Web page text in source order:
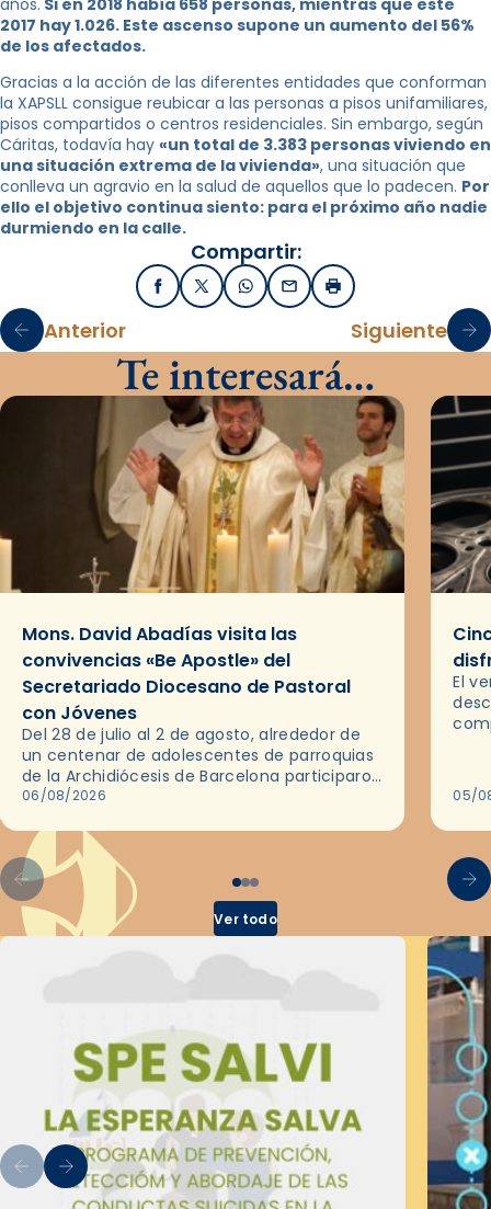
años. Si en 2018 había 658 personas, mientras que este
2017 hay 1.026. Este ascenso supone un aumento del 56%
de los afectados.
Gracias a la acción de las diferentes entidades que conforman
la XAPSLL consigue reubicar a las personas a pisos unifamiliares,
pisos compartidos o centros residenciales. Sin embargo, según
Cáritas, todavía hay «un total de 3.383 personas viviendo en
una situación extrema de la vivienda», una situación que
conlleva un agravio en la salud de aquellos que lo padecen. Por
ello el objetivo continua siento: para el próximo año nadie
durmiendo en la calle.
Compartir:
FacebookX / TwitterWhatsApp
EmailImprimir
Anterior Siguiente
Te interesará…
Mons. David Abadías visita las
convivencias «Be Apostle» del
Secretariado Diocesano de Pastoral
con Jóvenes
Del 28 de julio al 2 de agosto, alrededor de
un centenar de adolescentes de parroquias
de la Archidiócesis de Barcelona participaron
en las convivencias Be Apostle, organizadas
06/08/2026
El
05/
Ver todo